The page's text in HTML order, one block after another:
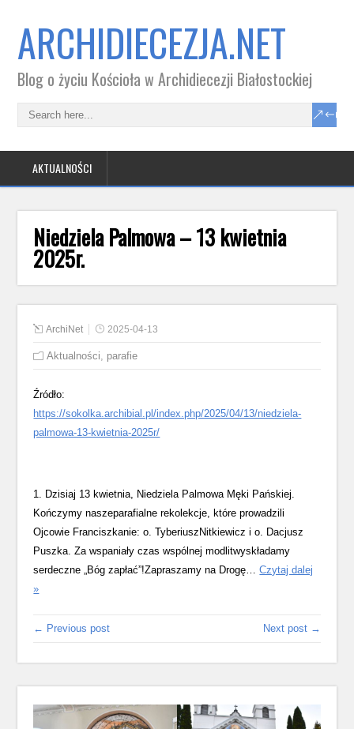
ARCHIDIECEZJA.NET
Blog o życiu Kościoła w Archidiecezji Białostockiej
AKTUALNOŚCI
Niedziela Palmowa – 13 kwietnia
2025r.
ArchiNet 2025-04-13
Aktualności, parafie
Źródło:
https://sokolka.archibial.pl/index.php/2025/04/13/niedziela-
palmowa-13-kwietnia-2025r/
1. Dzisiaj 13 kwietnia, Niedziela Palmowa Męki Pańskiej.
Kończymy naszeparafialne rekolekcje, które prowadzili
Ojcowie Franciszkanie: o. TyberiuszNitkiewicz i o. Dacjusz
Puszka. Za wspaniały czas wspólnej modlitwyskładamy
serdeczne „Bóg zapłać”!Zapraszamy na Drogę…Czytaj dalej
»Niedziela
kwietnia
← Previous post Next post →